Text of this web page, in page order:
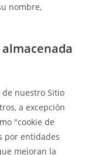
nombre,
de nuestro Sitio
a excepción
"cookie de
por entidades
mejoran la